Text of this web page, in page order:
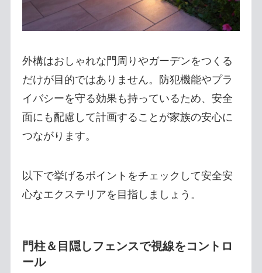
外構はおしゃれな門周りやガーデンをつくる
だけが目的ではありません。防犯機能やプラ
イバシーを守る効果も持っているため、安全
面にも配慮して計画することが家族の安心に
つながります。
以下で挙げるポイントをチェックして安全安
心なエクステリアを目指しましょう。
門柱＆目隠しフェンスで視線をコントロ
ール